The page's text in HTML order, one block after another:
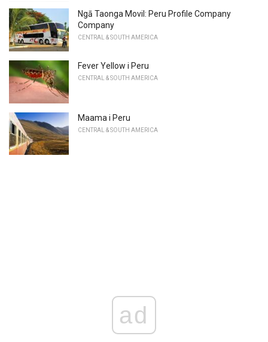
Ngā Taonga Movil: Peru Profile Company
Company
CENTRAL & SOUTH AMERICA
Fever Yellow i Peru
CENTRAL & SOUTH AMERICA
Maama i Peru
CENTRAL & SOUTH AMERICA
ad